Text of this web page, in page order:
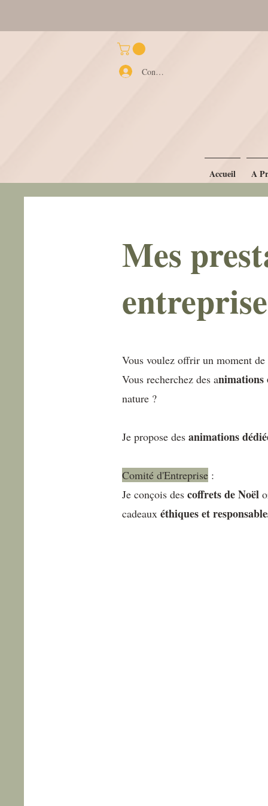
Connexion
Accueil A
Mes
Vous voulez offrir un moment de
Vous recherchez des animations
nature ?
Je propose des animations
Comité d'Entreprise :
Je conçois des coffrets de Noël
cadeaux éthiques et